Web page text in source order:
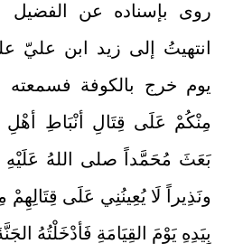
روى بإسناده عن الفضيل
انتهيتُ إلى زيد ابن عليّ
يوم خرج بالكوفة فسمعته
مِنْكُمْ عَلَى قِتَالِ أنْبَاطِ
بَعَثَ مُحَمَّداً صلى اللهُ عَلَيْهِ
ونَذِيراً لَا يُعِينُنِي عَلَى
بِيَدِهِ‏ يَوْمَ القِيَامَةِ فَأدْخَلْتُهُ